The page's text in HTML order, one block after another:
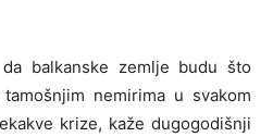
balkanske zemlje budu što
nemirima u svakom
krize, kaže dugogodišnji